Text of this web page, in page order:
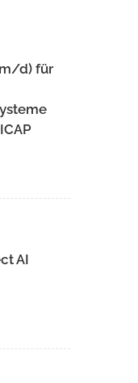
d) für
AI